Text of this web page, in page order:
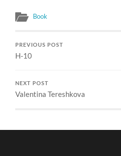
Book
PREVIOUS POST
H-10
NEXT POST
Valentina Tereshkova